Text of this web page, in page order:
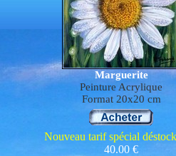
Marguerite
Peinture Acrylique
Format 20x20 cm
Nouveau tarif spécial
40.00 €